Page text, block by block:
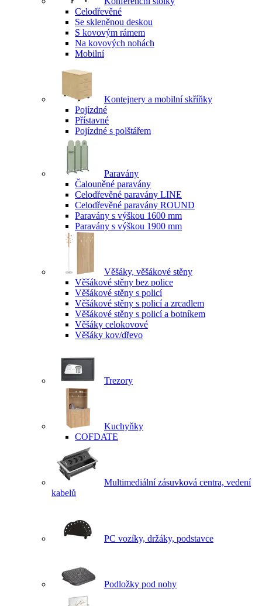
Celodřevěné
Se skleněnou deskou
S kovovým rámem
Na kovových nohách
Mobilní
Kontejnery a mobilní skříňky
Pojízdné
Přístavné
Pojízdné s polštářem
Paravány
Čalouněné paravány
Celodřevěné paravány LINE
Celodřevěné paravány ROUND
Paravány s výškou 1600 mm
Paravány s výškou 1900 mm
Věšáky, věšákové stěny
Věšákové stěny bez police
Věšákové stěny s policí
Věšákové stěny s policí a zrcadlem
Věšákové stěny s policí a botníkem
Věšáky celokovové
Věšáky kov/dřevo
Trezory
Kuchyňky
COFDATE
Multimediální zásuvková centra, vedení
kabelů
PC vozíky, držáky, podstavce
Podložky pod nohy